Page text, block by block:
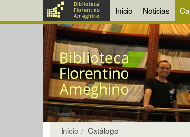
Inicio Noticias
Inicio Catálogo